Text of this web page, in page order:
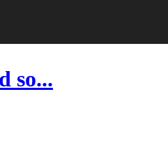
so...